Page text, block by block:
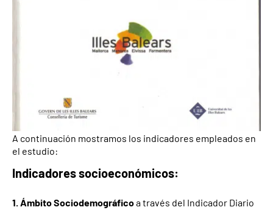
A continuación mostramos los indicadores empleados en
el estudio:
Indicadores socioeconómicos:
1. Ámbito Sociodemográficoa través del Indicador Diario